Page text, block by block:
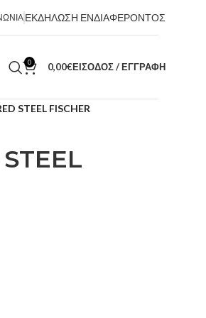
ΕΚΔΗΛΩΣΗ ΕΝΔΙΑΦΕΡΟΝΤΟΣ
0 0,00€ΕΊΣΟΔΟΣ / ΕΓΓΡΑΦΉ
STEEL FISCHER